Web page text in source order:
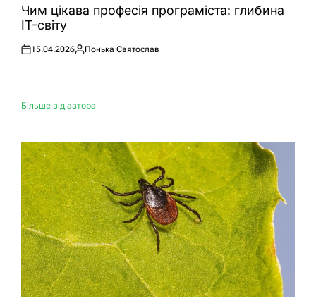
УЧим цікава професія програміста: глибина
IT-світу
Оприлюднено
15.04.2026
Опубліковано
Понька Святослав
Більше від автора